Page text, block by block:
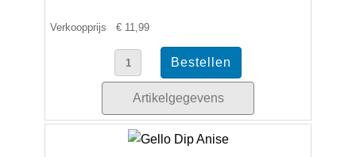
Verkoopprijs € 11,99
Artikelgegevens